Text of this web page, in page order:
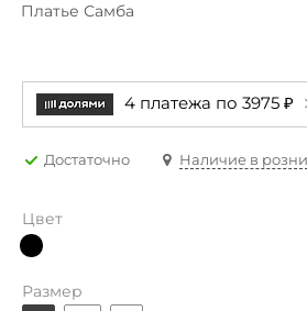
Платье Самба
4 платежа по 3975 ₽
Достаточно Наличие в
Цвет
Размер